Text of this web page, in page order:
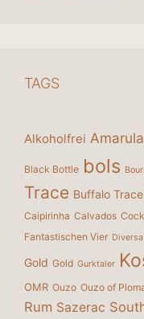
TAGS
Alkoholfrei Amarula
Black Bottle bols
Trace Buffalo
Caipirinha Calvados
Fantastischen Vier
Gold Gold Gurktaler
OMR Ouzo Ouzo of
Rum Sazerac